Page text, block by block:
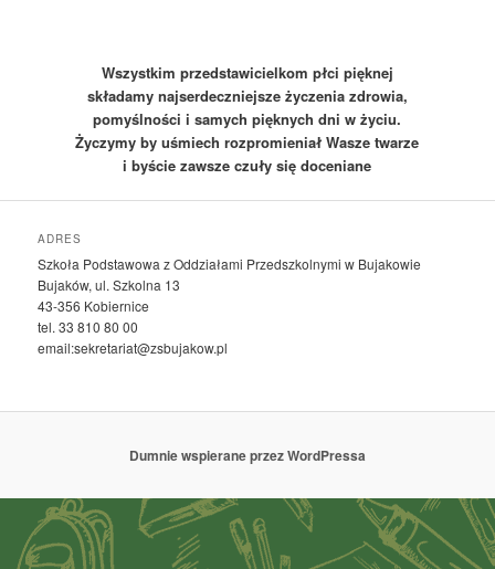
Wszystkim przedstawicielkom płci pięknej
składamy najserdeczniejsze życzenia zdrowia,
pomyślności i samych pięknych dni w życiu.
Życzymy by uśmiech rozpromieniał Wasze twarze
i byście zawsze czuły się doceniane
ADRES
Szkoła Podstawowa z Oddziałami Przedszkolnymi w Bujakowie
Bujaków, ul. Szkolna 13
43-356 Kobiernice
tel. 33 810 80 00
email:sekretariat@zsbujakow.pl
Dumnie wspierane przez WordPressa